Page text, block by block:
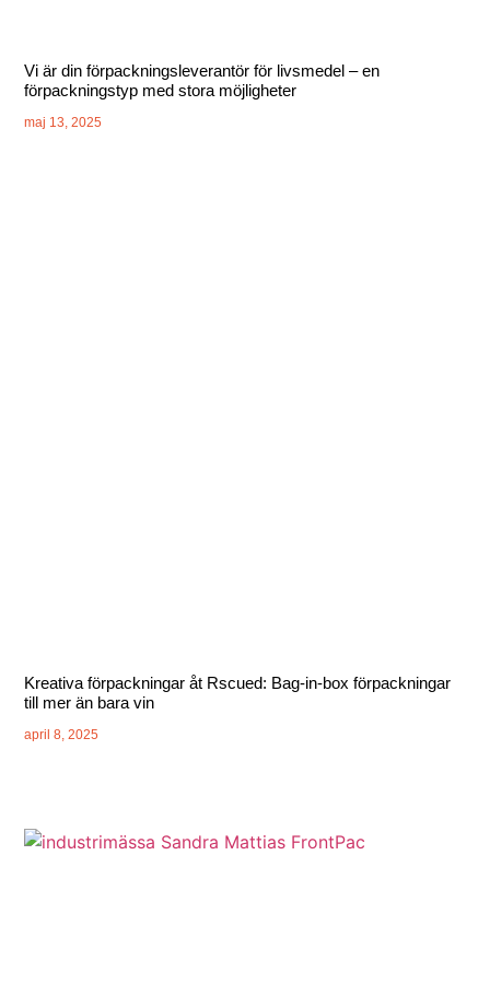
Vi är din förpackningsleverantör för livsmedel – en
förpackningstyp med stora möjligheter
maj 13, 2025
Kreativa förpackningar åt Rscued: Bag-in-box förpackningar
till mer än bara vin
april 8, 2025